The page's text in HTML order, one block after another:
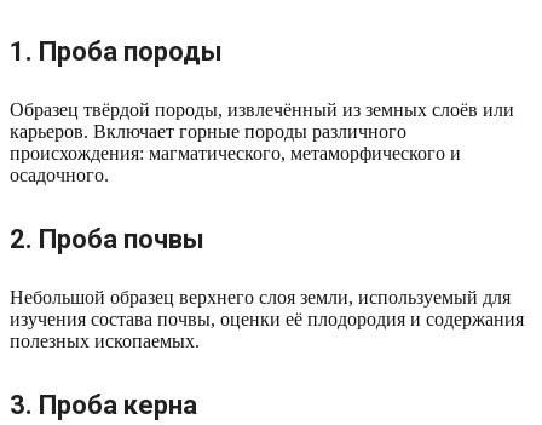
1. Проба породы
Образец твёрдой породы, извлечённый из земных слоёв или
карьеров. Включает горные породы различного
происхождения: магматического, метаморфического и
осадочного.
2. Проба почвы
Небольшой образец верхнего слоя земли, используемый для
изучения состава почвы, оценки её плодородия и содержания
полезных ископаемых.
3. Проба керна